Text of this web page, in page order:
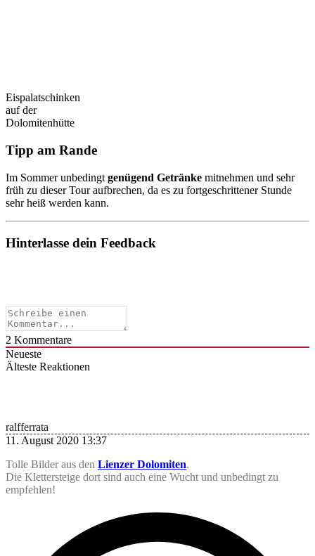
Eispalatschinken
auf der
Dolomitenhütte
Tipp am Rande
Im Sommer unbedingt genügend Getränke mitnehmen und sehr
früh zu dieser Tour aufbrechen, da es zu fortgeschrittener Stunde
sehr heiß werden kann.
Hinterlasse dein Feedback
2 Kommentare
Neueste
Älteste Reaktionen
ralfferrata
11. August 2020 13:37
Tolle Bilder aus den Lienzer Dolomiten.
Die Klettersteige dort sind auch eine Wucht und unbedingt zu
empfehlen!